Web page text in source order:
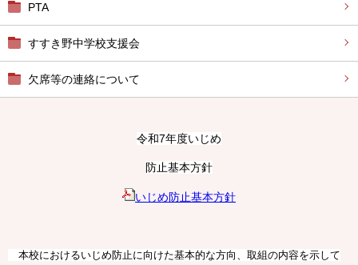
PTA
すすき野中学校支援会
欠席等の連絡について
令和7年度いじめ
防止基本方針
いじめ防止基本方針
本校におけるいじめ防止に向けた基本的な方向、取組の内容を示して